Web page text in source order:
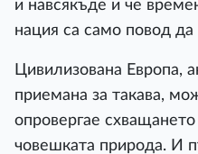
и навсякъде и че
нация са само повод
Цивилизована Европа,
приемана за такава,
опровергае
човешката природа. И